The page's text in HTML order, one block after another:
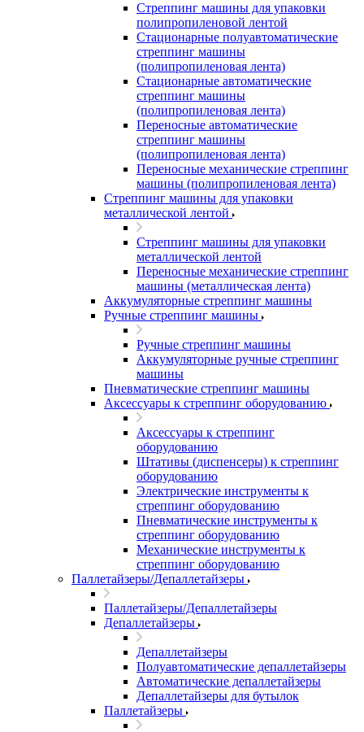
Стреппинг машины для упаковки
полипропиленовой лентой
Стационарные полуавтоматические
стреппинг машины
(полипропиленовая лента)
Стационарные автоматические
стреппинг машины
(полипропиленовая лента)
Переносные автоматические
стреппинг машины
(полипропиленовая лента)
Переносные механические стреппинг
машины (полипропиленовая лента)
Стреппинг машины для упаковки
металлической лентой
Стреппинг машины для упаковки
металлической лентой
Переносные механические стреппинг
машины (металлическая лента)
Аккумуляторные стреппинг машины
Ручные стреппинг машины
Ручные стреппинг машины
Аккумуляторные ручные стреппинг
машины
Пневматические стреппинг машины
Аксессуары к стреппинг оборудованию
Аксессуары к стреппинг
оборудованию
Штативы (диспенсеры) к стреппинг
оборудованию
Электрические инструменты к
стреппинг оборудованию
Пневматические инструменты к
стреппинг оборудованию
Механические инструменты к
стреппинг оборудованию
Паллетайзеры/Депаллетайзеры
Паллетайзеры/Депаллетайзеры
Депаллетайзеры
Депаллетайзеры
Полуавтоматические депаллетайзеры
Автоматические депаллетайзеры
Депаллетайзеры для бутылок
Паллетайзеры